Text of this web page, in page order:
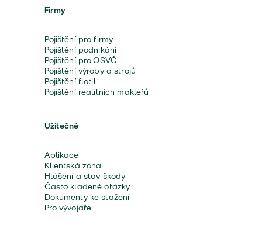
Firmy
Pojištění pro firmy
Pojištění podnikání
Pojištění pro OSVČ
Pojištění výroby a strojů
Pojištění flotil
Pojištění realitních makléřů
Užitečné
Aplikace
Klientská zóna
Hlášení a stav škody
Často kladené otázky
Dokumenty ke stažení
Pro vývojáře